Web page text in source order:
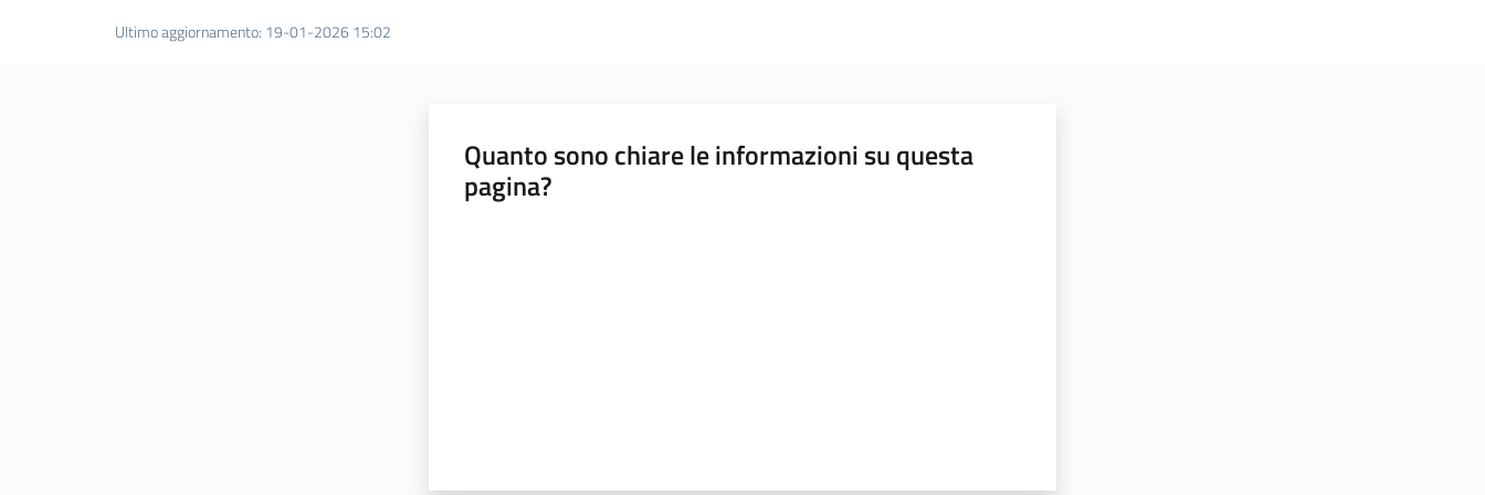
Ultimo aggiornamento: 19-01-2026 15:02
Quanto sono chiare le informazioni su questa
pagina?